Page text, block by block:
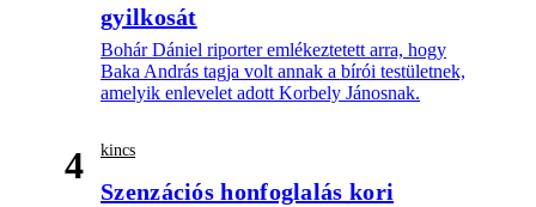
gyilkosát
Bohár Dániel riporter emlékeztetett arra, hogy
Baka András tagja volt annak a bírói testületnek,
amelyik enlevelet adott Korbely Jánosnak.
4 kincs
Szenzációs honfoglalás kori